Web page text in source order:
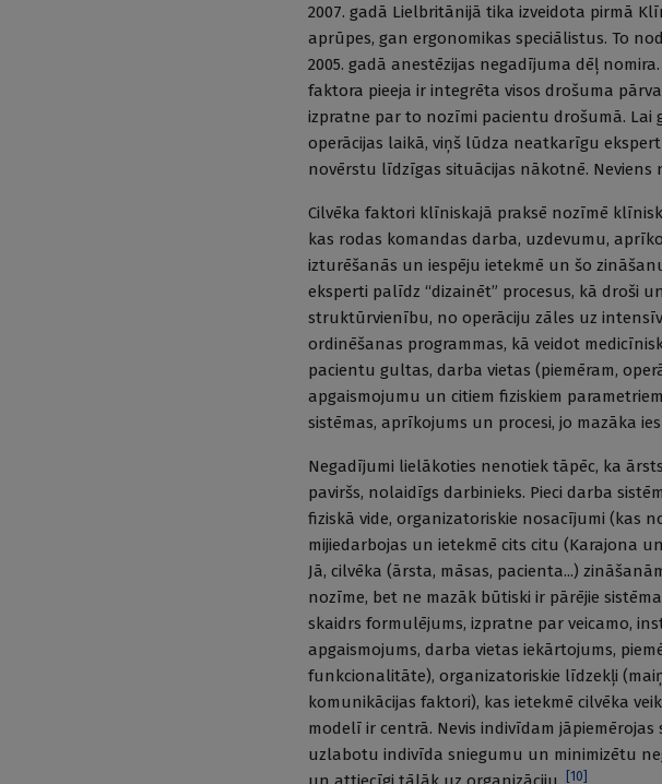
2007. gadā Lielbritānijā tika izveidota pirmā
aprūpes, gan ergonomikas speciālistus. To
2005. gadā anestēzijas negadījuma dēļ
faktora pieeja ir integrēta visos drošuma
izpratne par to nozīmi pacientu drošumā. Lai
operācijas laikā, viņš lūdza neatkarīgu
novērstu līdzīgas situācijas nākotnē. Neviens
Cilvēka faktori klīniskajā praksē nozīmē
kas rodas komandas darba, uzdevumu,
izturēšanās un iespēju ietekmē un šo
eksperti palīdz “dizainēt” procesus, kā droši
struktūrvienību, no operāciju zāles uz
ordinēšanas programmas, kā veidot
pacientu gultas, darba vietas (piemēram,
apgaismojumu un citiem fiziskiem
sistēmas, aprīkojums un procesi, jo mazāka
Negadījumi lielākoties nenotiek tāpēc, ka
paviršs, nolaidīgs darbinieks. Pieci darba
fiziskā vide, organizatoriskie nosacījumi (kas
mijiedarbojas un ietekmē cits citu (Karajona
Jā, cilvēka (ārsta, māsas, pacienta...)
nozīme, bet ne mazāk būtiski ir pārējie
skaidrs formulējums, izpratne par veicamo,
apgaismojums, darba vietas iekārtojums,
funkcionalitāte), organizatoriskie līdzekļi
komunikācijas faktori), kas ietekmē cilvēka
modelī ir centrā. Nevis indivīdam
uzlabotu indivīda sniegumu un minimizētu
10